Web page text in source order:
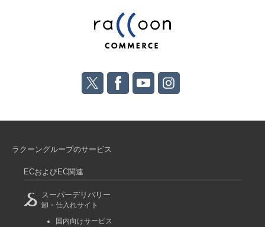
ラクーングループのサービス
ECおよびEC関連
スーパーデリバリー
卸・仕入れサイト
国内向けサービス